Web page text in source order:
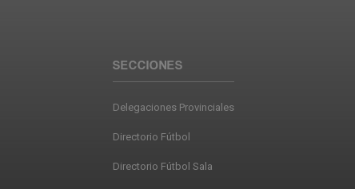
SECCIONES
Delegaciones Provinciales
Directorio Fútbol
Directorio Fútbol Sala